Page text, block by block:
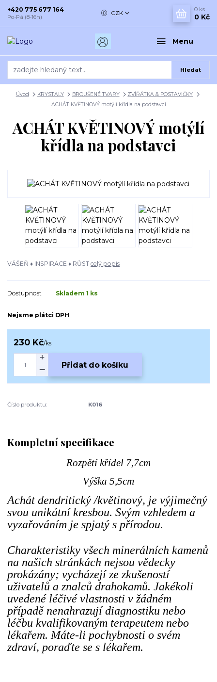
Menu
CZK
Hledat
+420 775 677 164
Po-Pá (8-16h)
0 ks
0 Kč
Úvod KRYSTALY BROUŠENÉ TVARY
ZVÍŘÁTKA & POSTAVIČKY
ACHÁT KVĚTINOVÝ motýlí křídla na podstavci
ACHÁT KVĚTINOVÝ motýlí
křídla na podstavci
VÁŠEŇ ♦ INSPIRACE ♦ RŮST celý popis
Dostupnost Skladem 1 ks
Nejsme plátci DPH
230 Kč/ks
Přidat do košíku
Číslo produktu: K016
Kompletní specifikace
Rozpětí křídel 7,7cm
Výška 5,5cm
Achát dendritický /květinový, je výjimečný
svou unikátní kresbou. Svým vzhledem a
vyzařováním je spjatý s přírodou.
Charakteristiky všech minerálních kamenů
na našich stránkách nejsou vědecky
prokázány; vycházejí ze zkušeností
uživatelů a znalců drahokamů. Jakékoli
uvedené léčivé vlastnosti v žádném
případě nenahrazují diagnostiku nebo
léčbu kvalifikovaným terapeutem nebo
lékařem. Máte-li pochybnosti o svém
zdraví, poraďte se s lékařem.